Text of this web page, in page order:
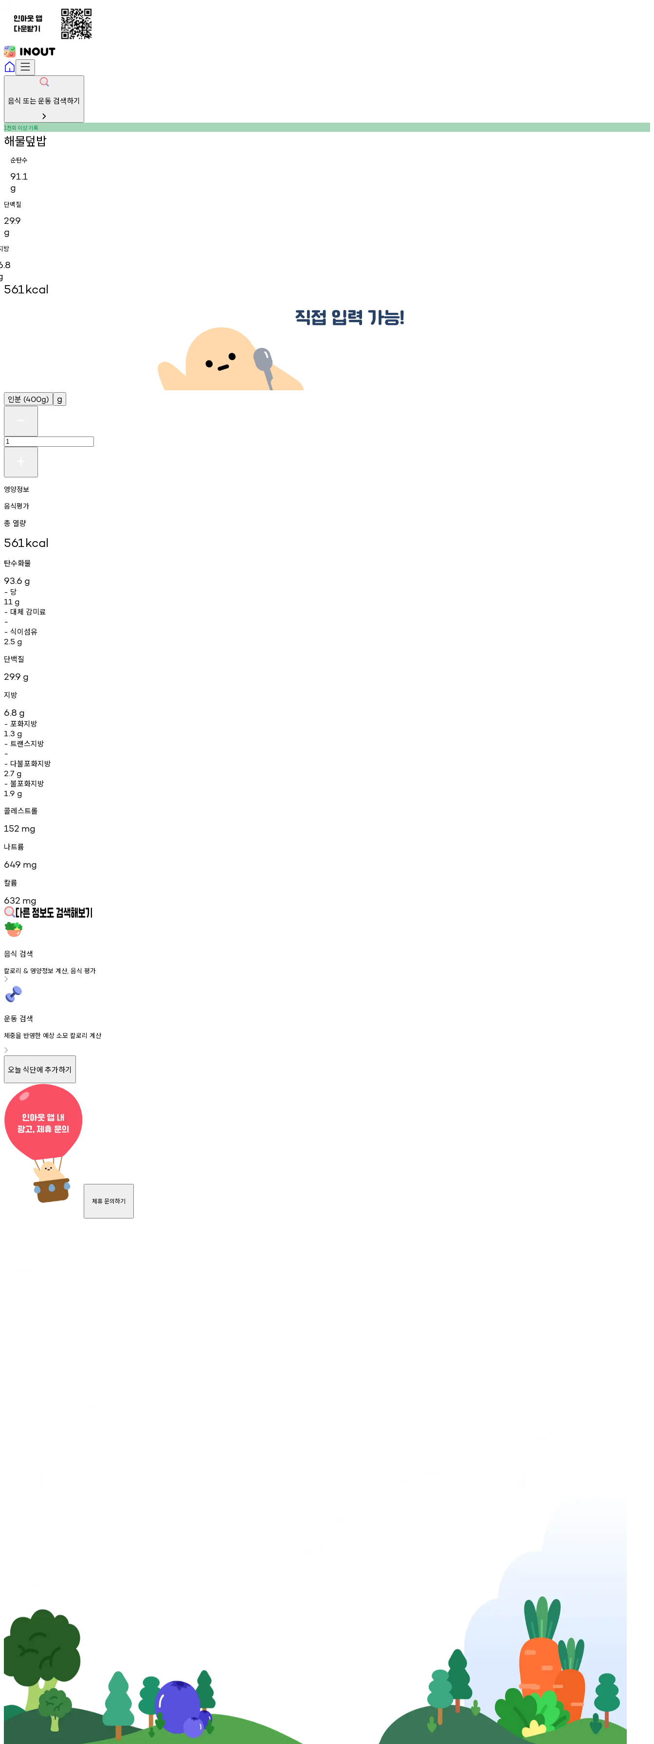
음식 또는 운동 검색하기
1천회 이상기록
해물덮밥
순탄수
91.1
g
단백질
29.9
g
방
561kcal
인분 (400g) g
영양정보
음식평가
총 열량
561kcal
탄수화물
93.6 g
- 당
11 g
- 대체 감미료
-
- 식이섬유
2.5 g
단백질
29.9 g
지방
6.8 g
- 포화지방
1.3 g
- 트랜스지방
-
- 다불포화지방
2.7 g
- 불포화지방
1.9 g
콜레스트롤
152 mg
나트륨
649 mg
칼륨
632 mg
음식 검색
칼로리 & 영양정보 계산, 음식 평가
운동 검색
체중을 반영한 예상 소모 칼로리 계산
오늘 식단에 추가하기
제휴 문의하기